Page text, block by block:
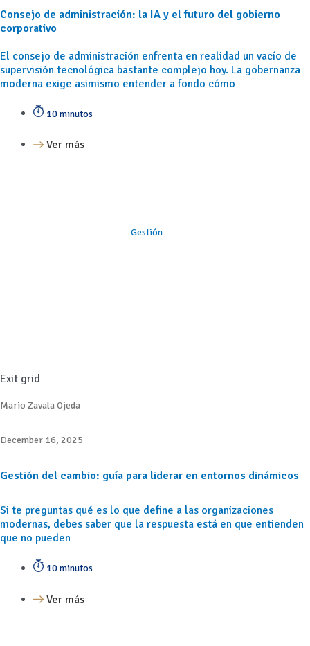
Consejo de administración: la IA y el futuro del gobierno
corporativo
El consejo de administración enfrenta en realidad un vacío de
supervisión tecnológica bastante complejo hoy. La gobernanza
moderna exige asimismo entender a fondo cómo
10 minutos
Ver más
Gestión
Exit grid
Mario Zavala Ojeda
December 16, 2025
Gestión del cambio: guía para liderar en entornos dinámicos
Si te preguntas qué es lo que define a las organizaciones
modernas, debes saber que la respuesta está en que entienden
que no pueden
10 minutos
Ver más